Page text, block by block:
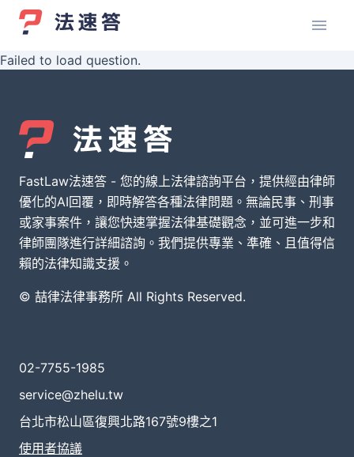
Failed to load question.
FastLaw法速答 - 您的線上法律諮詢平台，提供經由律師
優化的AI回覆，即時解答各種法律問題。無論民事、刑事
或家事案件，讓您快速掌握法律基礎觀念，並可進一步和
律師團隊進行詳細諮詢。我們提供專業、準確、且值得信
賴的法律知識支援。
© 喆律法律事務所 All Rights Reserved.
02-7755-1985
service@zhelu.tw
台北市松山區復興北路167號9樓之1
使用者協議